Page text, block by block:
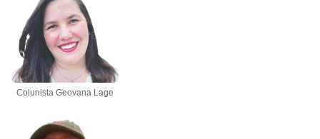
Colunista Geovana Lage